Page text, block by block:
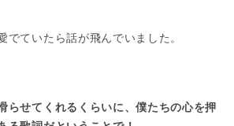
でていたら話が飛んでいました。
らせてくれるくらいに、僕たちの心を押